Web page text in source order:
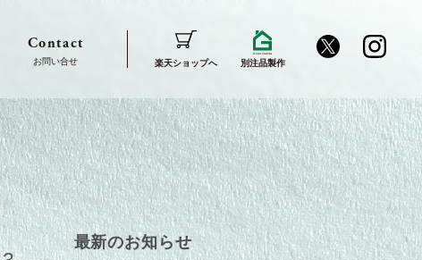
Contact
楽天ショップへ 別注品製作
最新のお知らせ